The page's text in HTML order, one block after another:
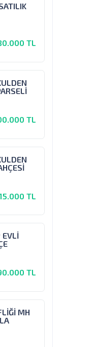
TL
TL
TL
EVLİ
TL
MH